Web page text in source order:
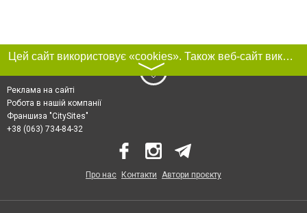
Цей сайт використовує «cookies». Також веб-сайт використовує інтернет-сервіс для збору технічних даних стосовно відвідувачів з метою отримання маркетингової та статистичної інформації. Умови обробки даних відвідувачів сайту див.
〉
Реклама на сайті
Робота в нашій компанії
Франшиза "CitySites"
+38 (063) 734-84-32
Про нас Контакти Автори проєкту